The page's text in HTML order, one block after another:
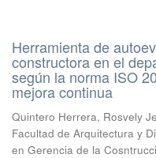
Herramienta de
constructora en el
según la norma ISO
mejora continua
Quintero Herrera, Rosvely
Facultad de Arquitectura y
en Gerencia de la